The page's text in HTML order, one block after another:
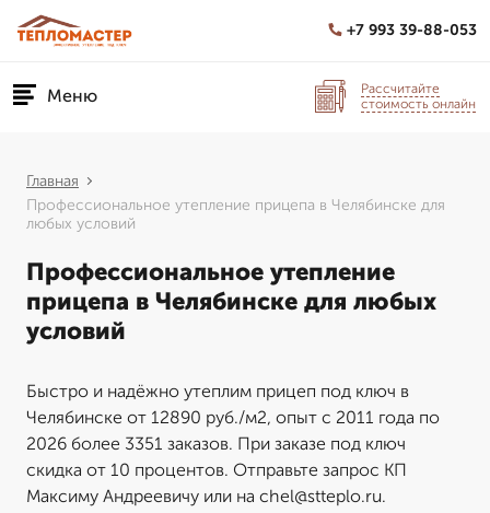
+7 993 39-88-053
Меню
Рассчитайте
стоимость онлайн
Главная
Профессиональное утепление прицепа в Челябинске для
любых условий
Профессиональное утепление
прицепа в Челябинске для любых
условий
Быстро и надёжно утеплим прицеп под ключ в
Челябинске от 12890 руб./м2, опыт с 2011 года по
2026 более 3351 заказов. При заказе под ключ
скидка от 10 процентов. Отправьте запрос КП
Максиму Андреевичу или на chel@stteplo.ru.